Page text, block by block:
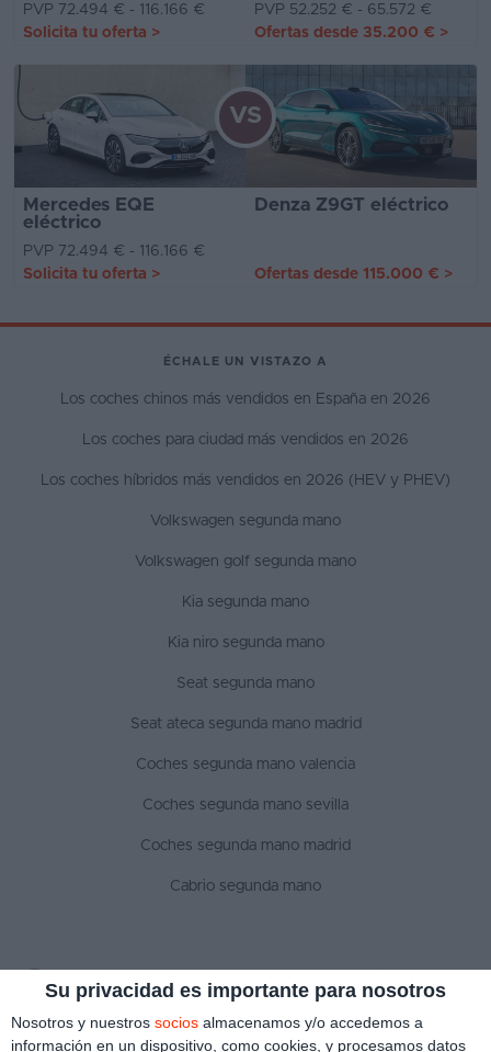
Su privacidad es importante para nosotros
Nosotros y nuestros socios almacenamos y/o accedemos a
información en un dispositivo, como cookies, y procesamos datos
PVP 72.494 € - 116.166 €
PVP 52.252 € - 65.572 €
Solicita tu oferta > Ofertas desde 35.200 € >
Mercedes EQE
eléctrico
Denza Z9GT eléctrico
VS
PVP 72.494 € - 116.166 €
Solicita tu oferta > Ofertas desde 115.000 € >
ÉCHALE UN VISTAZO A
Los coches chinos más vendidos en España en 2026
Los coches para ciudad más vendidos en 2026
Los coches híbridos más vendidos en 2026 (HEV y PHEV)
Volkswagen segunda mano
Volkswagen golf segunda mano
Kia segunda mano
Kia niro segunda mano
Seat segunda mano
Seat ateca segunda mano madrid
Coches segunda mano valencia
Coches segunda mano sevilla
Coches segunda mano madrid
Cabrio segunda mano
SÍGUENOS